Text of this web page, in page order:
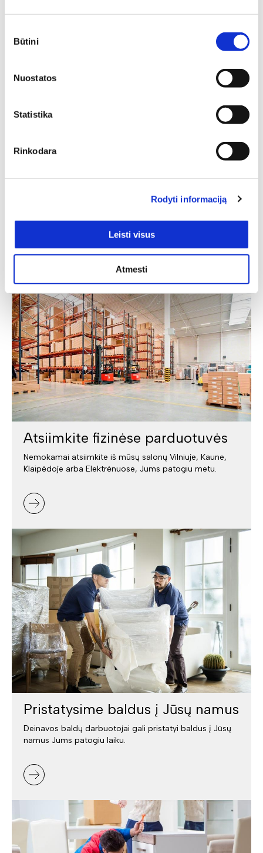
pasirinkimas
Būtini
Nuostatos
Statistika
Rinkodara
Rodyti informaciją
Leisti visus
Atmesti
Pristatymas
Atsiimkite fizinėse parduotuvės
Nemokamai atsiimkite iš mūsų salonų Vilniuje, Kaune,
Klaipėdoje arba Elektrėnuose, Jums patogiu metu.
Pristatysime baldus į Jūsų namus
Deinavos baldų darbuotojai gali pristatyi baldus į Jūsų
namus Jums patogiu laiku.